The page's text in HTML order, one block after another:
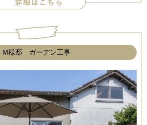
M様邸 ガーデン工事